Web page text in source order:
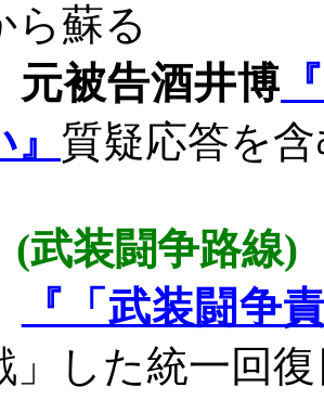
ら蘇る
酒井博
質疑応答を
(武装闘争路線)
『「武装闘争
」した統一回